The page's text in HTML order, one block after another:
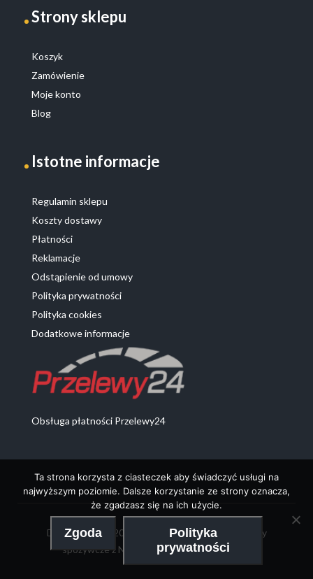
Ta strona korzysta z ciasteczek aby świadczyć usługi na
najwyższym poziomie. Dalsze korzystanie ze strony oznacza,
że zgadzasz się na ich użycie.
Zgoda
Polityka
prywatności
Strony sklepu
Koszyk
Zamówienie
Moje konto
Blog
Istotne informacje
Regulamin sklepu
Koszty dostawy
Płatności
Reklamacje
Odstąpienie od umowy
Polityka prywatności
Polityka cookies
Dodatkowe informacje
Obsługa płatności Przelewy24
DeProdukty 2020 - Chemia z Niemiec oraz artykuły
spożywcze z Niemiec | Realizacja:MobileTry